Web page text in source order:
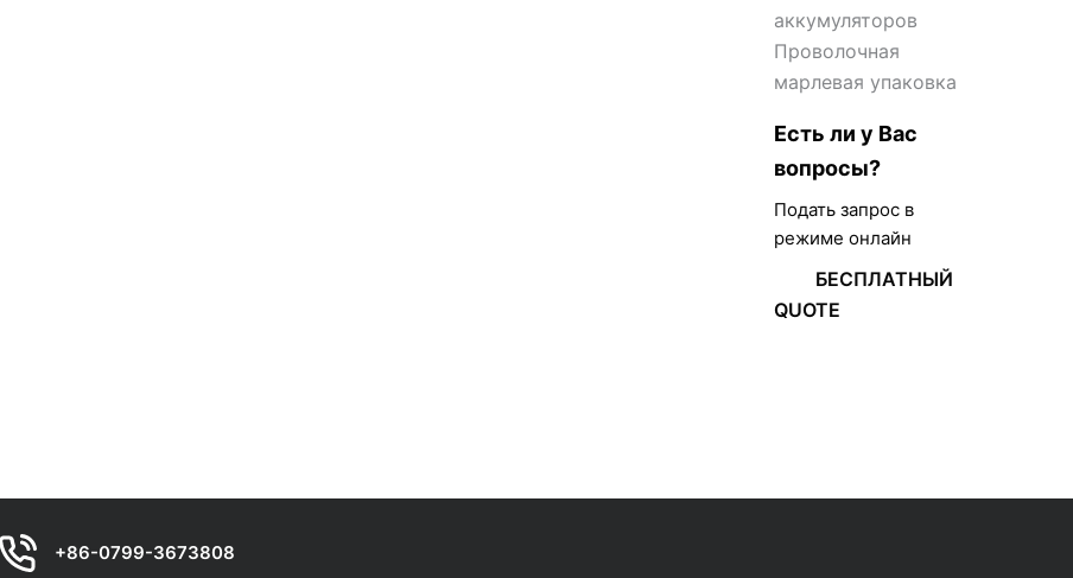
аккумуляторов
Проволочная
марлевая упаковка
Есть ли у Вас
вопросы?
Подать запрос в
режиме онлайн
БЕСПЛАТНЫЙ
QUOTE
+86-0799-3673808